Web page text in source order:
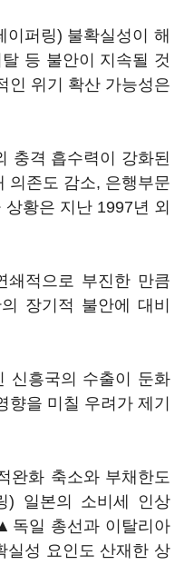
퍼링) 불확실성이 해
등 불안이 지속될 것
인 위기 확산 가능성은
충격 흡수력이 강화된
의존도 감소, 은행부문
황은 지난 1997년 외
쇄적으로 부진한 만큼
장기적 불안에 대비
신흥국의 수출이 둔화
을 미칠 우려가 제기
완화 축소와 부채한도
) 일본의 소비세 인상
일 총선과 이탈리아
실성 요인도 산재한 상